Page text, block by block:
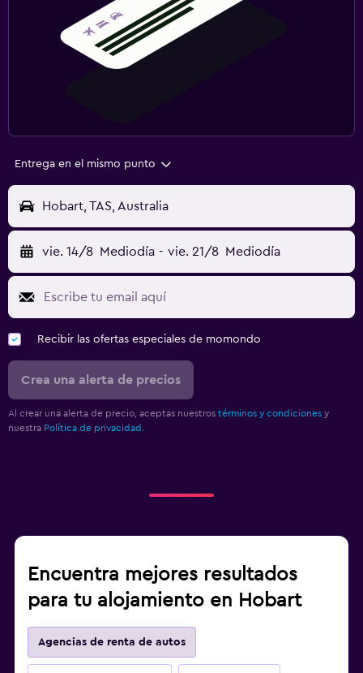
Entrega en el mismo punto
Hobart, TAS, Australia
vie. 14/8 Mediodía - vie. 21/8 Mediodía
Recibir las ofertas especiales de momondo
Crea una alerta de precios
Al crear una alerta de precio, aceptas nuestros términos y condiciones y
nuestra Política de privacidad.
Encuentra mejores resultados
para tu alojamiento en Hobart
Agencias de renta de autos